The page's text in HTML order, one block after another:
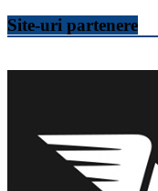
Site-uri partenere